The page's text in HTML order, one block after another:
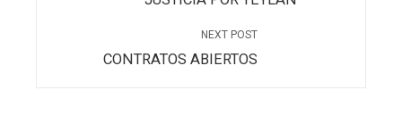
NEXT POST
CONTRATOS ABIERTOS